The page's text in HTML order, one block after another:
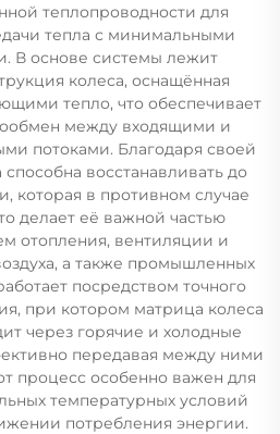
теплопроводности для
тепла с минимальными
В основе системы лежит
колеса, оснащённая
тепло, что обеспечивает
между входящими и
потоками. Благодаря своей
восстанавливать до
которая в противном случае
делает её важной частью
отопления, вентиляции и
а также промышленных
посредством точного
при котором матрица колеса
через горячие и холодные
передавая между ними
процесс особенно важен для
температурных условий
потребления энергии.